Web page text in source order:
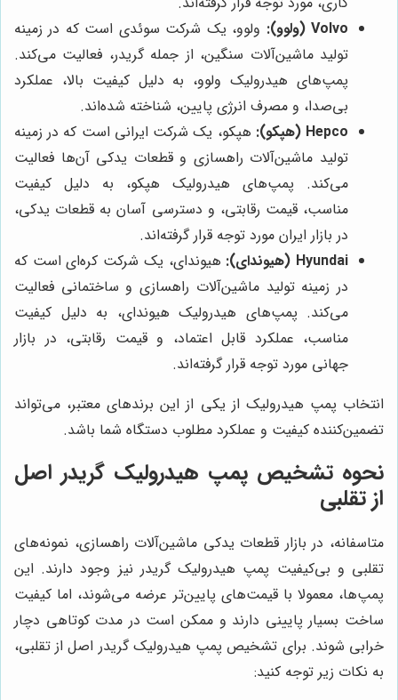
Volvo (ولوو):
ولوو، یک شرکت سوئدی است که در زمینه
تولید ماشین‌آلات سنگین، از جمله گریدر، فعالیت می‌کند.
پمپ‌های هیدرولیک ولوو، به دلیل کیفیت بالا، عملکرد
بی‌صدا، و مصرف انرژی پایین، شناخته شده‌اند.
Hepco (هپکو):
هپکو، یک شرکت ایرانی است که در زمینه
تولید ماشین‌آلات راهسازی و قطعات یدکی آن‌ها فعالیت
می‌کند. پمپ‌های هیدرولیک هپکو، به دلیل کیفیت
مناسب، قیمت رقابتی، و دسترسی آسان به قطعات یدکی،
در بازار ایران مورد توجه قرار گرفته‌اند.
Hyundai (هیوندای):
هیوندای، یک شرکت کره‌ای است که
در زمینه تولید ماشین‌آلات راهسازی و ساختمانی فعالیت
می‌کند. پمپ‌های هیدرولیک هیوندای، به دلیل کیفیت
مناسب، عملکرد قابل اعتماد، و قیمت رقابتی، در بازار
جهانی مورد توجه قرار گرفته‌اند.
انتخاب پمپ هیدرولیک از یکی از این برندهای معتبر، می‌تواند
تضمین‌کننده کیفیت و عملکرد مطلوب دستگاه شما باشد.
نحوه تشخیص پمپ هیدرولیک گریدر اصل
از تقلبی
متاسفانه، در بازار قطعات یدکی ماشین‌آلات راهسازی، نمونه‌های
تقلبی و بی‌کیفیت پمپ هیدرولیک گریدر نیز وجود دارند. این
پمپ‌ها، معمولا با قیمت‌های پایین‌تر عرضه می‌شوند، اما کیفیت
ساخت بسیار پایینی دارند و ممکن است در مدت کوتاهی دچار
خرابی شوند. برای تشخیص پمپ هیدرولیک گریدر اصل از تقلبی،
به نکات زیر توجه کنید: